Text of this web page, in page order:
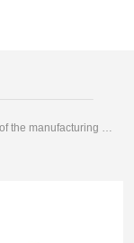
Development, design, production and sales in one of the manufacturing enterprises